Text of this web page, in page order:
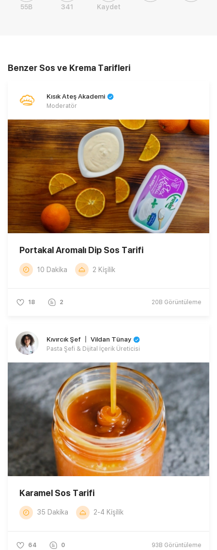
55B 341 Kaydet
Benzer Sos ve Krema Tarifleri
Kısık Ateş Akademi
Moderatör
Portakal Aromalı Dip Sos Tarifi
10 Dakika 2 Kişilik
18 2 20B Görüntüleme
Kıvırcık Şef 〡 Vildan Tünay
Pasta Şefi & Dijital İçerik Üreticisi
Karamel Sos Tarifi
35 Dakika 2-4 Kişilik
64 0 93B Görüntüleme